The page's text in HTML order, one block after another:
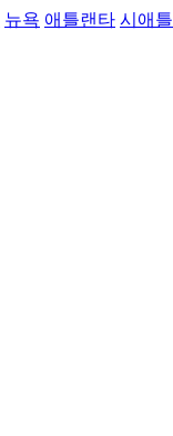
뉴욕 애틀랜타 시애틀